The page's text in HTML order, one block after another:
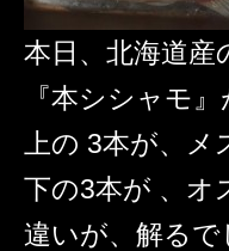
本日、北海道産
『本シシャモ
上の 3本が、メ
下の3本が 、オ
違いが、解るで